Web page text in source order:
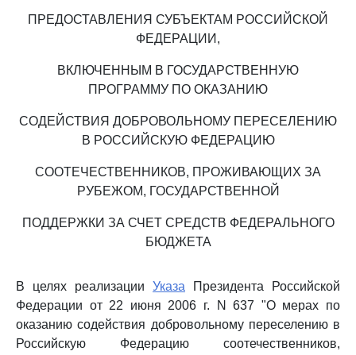
ПРЕДОСТАВЛЕНИЯ СУБЪЕКТАМ РОССИЙСКОЙ
ФЕДЕРАЦИИ,
ВКЛЮЧЕННЫМ В ГОСУДАРСТВЕННУЮ
ПРОГРАММУ ПО ОКАЗАНИЮ
СОДЕЙСТВИЯ ДОБРОВОЛЬНОМУ ПЕРЕСЕЛЕНИЮ
В РОССИЙСКУЮ ФЕДЕРАЦИЮ
СООТЕЧЕСТВЕННИКОВ, ПРОЖИВАЮЩИХ ЗА
РУБЕЖОМ, ГОСУДАРСТВЕННОЙ
ПОДДЕРЖКИ ЗА СЧЕТ СРЕДСТВ ФЕДЕРАЛЬНОГО
БЮДЖЕТА
В целях реализации Указа Президента Российской
Федерации от 22 июня 2006 г. N 637 "О мерах по
оказанию содействия добровольному переселению в
Российскую Федерацию соотечественников,